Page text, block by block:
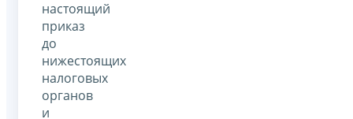
настоящий
приказ
до
нижестоящих
налоговых
органов
и